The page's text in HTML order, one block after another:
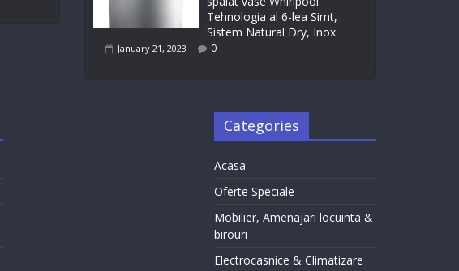
Tehnologia al 6-lea Simt,
Sistem Natural Dry, Inox
January 21, 2023 0
Categories
Acasa
Oferte Speciale
Mobilier, Amenajari locuinta &
birouri
Electrocasnice & Climatizare